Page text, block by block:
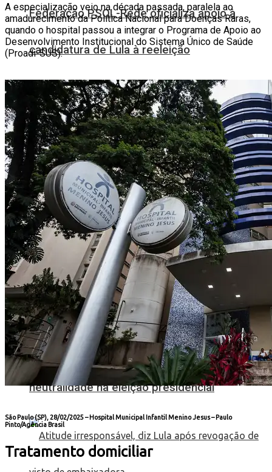
Federação PSOL-Rede oficializa apoio à
candidatura de Lula à reeleição
Lei garante frete mínimo no transporte de
cargas; saiba o que muda
PRD e Solidariedade decidem pela
neutralidade na eleição presidencial
A especialização veio na década passada, paralela ao
amadurecimento da Política Nacional para Doenças Raras,
quando o hospital passou a integrar o Programa de Apoio ao
Desenvolvimento Institucional do Sistema Único de Saúde
(Proadi-SUS).
São Paulo (SP), 28/02/2025 – Hospital Municipal Infantil Menino Jesus – Paulo
Pinto/Agência Brasil
Tratamento domiciliar